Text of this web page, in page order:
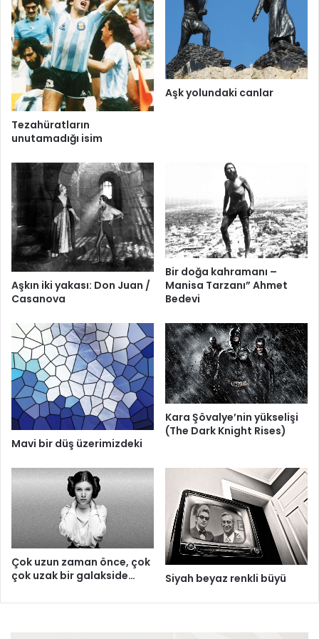
Tezahüratların
unutamadığı isim
Aşk yolundaki canlar
Aşkın iki yakası: Don Juan /
Casanova
Bir doğa kahramanı –
Manisa Tarzanı” Ahmet
Bedevi
Mavi bir düş üzerimizdeki
Kara Şövalye’nin yükselişi
(The Dark Knight Rises)
Çok uzun zaman önce, çok
çok uzak bir galakside…
Siyah beyaz renkli büyü